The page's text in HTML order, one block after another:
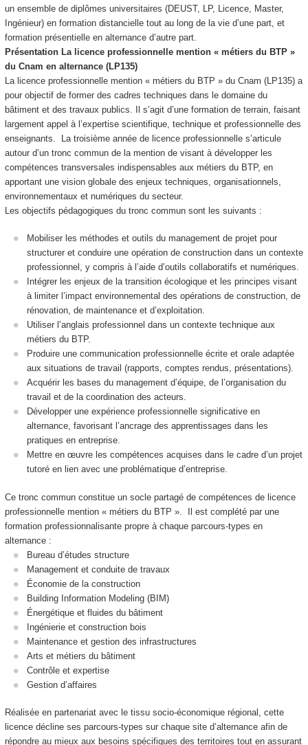
un ensemble de diplômes universitaires (DEUST, LP, Licence, Master,
Ingénieur) en formation distancielle tout au long de la vie d’une part, et
formation présentielle en alternanced’autre part.
Présentation La licence professionnelle mention « métiers du BTP »
du Cnam en alternance(LP135)
La licence professionnelle mention « métiers du BTP » du Cnam (LP135) a
pour objectif de former des cadres techniques dans le domaine du
bâtiment et des travaux publics. Il s’agit d’une formation de terrain, faisant
largement appel à l’expertise scientifique, technique et professionnelle des
enseignants. La troisième année de licence professionnelle s’articule
autour d’un tronc commun de la mention de visant à développer les
compétences transversales indispensables aux métiers du BTP, en
apportant une vision globale des enjeux techniques, organisationnels,
environnementaux et numériques du secteur.
Les objectifs pédagogiques du tronc commun sont les suivants :
Mobiliser les méthodes et outils du management de projet pour
structurer et conduire une opération de construction dans un contexte
professionnel, y compris à l’aide d’outils collaboratifs et numériques.
Intégrer les enjeux de la transition écologique et les principes visant
à limiter l’impact environnemental des opérations de construction, de
rénovation, de maintenance et d’exploitation.
Utiliser l’anglais professionnel dans un contexte technique aux
métiers du BTP.
Produire une communication professionnelle écrite et orale adaptée
aux situations de travail (rapports, comptes rendus, présentations).
Acquérir les bases du management d’équipe, de l’organisation du
travail et de la coordination des acteurs.
Développer une expérience professionnelle significative en
alternance, favorisant l’ancrage des apprentissages dans les
pratiques en entreprise.
Mettre en œuvre les compétences acquises dans le cadre d’un projet
tutoré en lien avec une problématique d’entreprise.
Ce tronc commun constitue un socle partagé de compétences de licence
professionnelle mention « métiers du BTP ». Il est complété par une
formation professionnalisante propre à chaque parcours-types en
alternance:
Bureau d’études structure
Management et conduite de travaux
Économie de la construction
Building Information Modeling (BIM)
Énergétique et fluides du bâtiment
Ingénierie et construction bois
Maintenance et gestion des infrastructures
Arts et métiers du bâtiment
Contrôle et expertise
Gestion d’affaires
Réalisée en partenariat avec le tissu socio‑économique régional, cette
licence décline ses parcours‑types sur chaque site d’alternanceafin de
répondre au mieux aux besoins spécifiques des territoires tout en assurant